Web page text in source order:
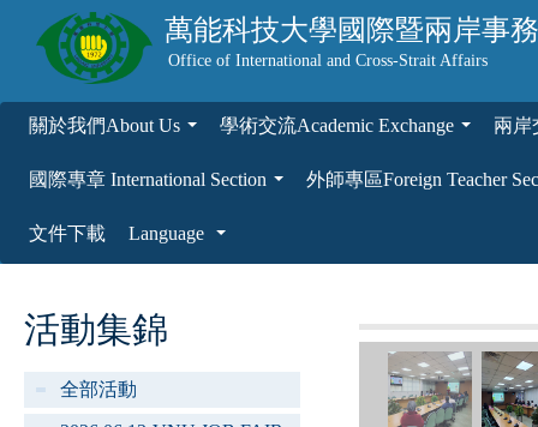
萬能科技大學國際暨兩岸事
Office of International and Cross-Strait Affairs
關於我們About Us 學術交流Academic Exchange 兩岸
國際專章 International Section 外師專區Foreign Teacher
文件下載 Language
活動集錦
全部活動